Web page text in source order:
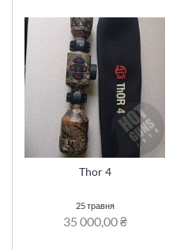
Thor 4
25 травня
35 000,00 ₴